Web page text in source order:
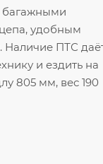
удобным
ПТС
и ездить на
805 мм, вес 190